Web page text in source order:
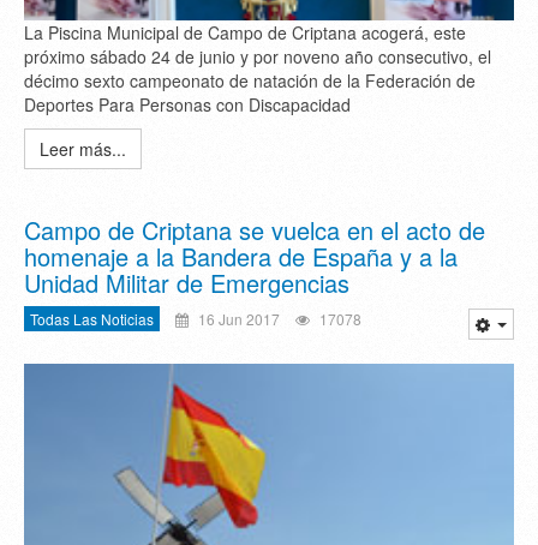
La Piscina Municipal de Campo de Criptana acogerá, este
próximo sábado 24 de junio y por noveno año consecutivo, el
décimo sexto campeonato de natación de la Federación de
Deportes Para Personas con Discapacidad
Leer más...
Campo de Criptana se vuelca en el acto de
homenaje a la Bandera de España y a la
Unidad Militar de Emergencias
Todas Las Noticias 16 Jun 2017 17078